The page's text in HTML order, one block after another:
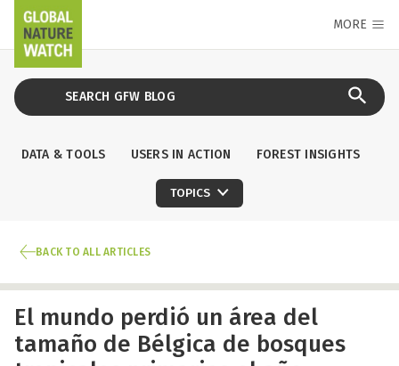
MORE
DATA & TOOLS USERS IN ACTION FOREST INSIGHTS
TOPICS
BACK TO ALL ARTICLES
El mundo perdió un área del
tamaño de Bélgica de bosques